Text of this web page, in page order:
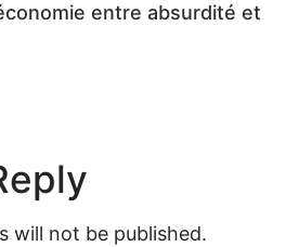
entre absurdité et
will not be published.